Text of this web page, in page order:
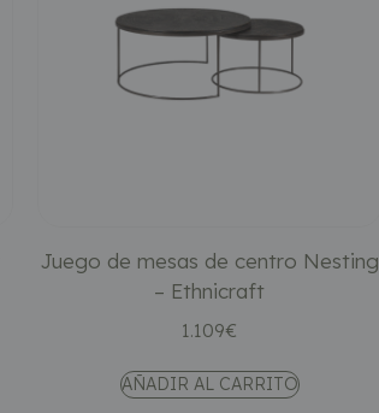
Juego de mesas de centro Nesting
– Ethnicraft
1.109€
AÑADIR AL CARRITO